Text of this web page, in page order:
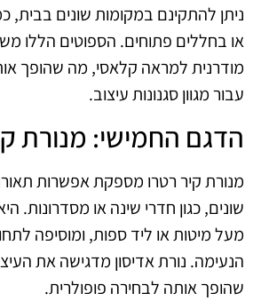
ניתן להתקינם במקומות שונים בבית,
או בחללים פתוחים. הספוטים הללו
מודרנית למראה קלאסי, מה שהופך
עבור מגוון סגנונות עיצוב.
הדגם החמישי: מנורת
מנורת קיר רטרו מספקת אפשרות
שונים, כגון חדרי שינה או מסדרונות.
מעל מיטות או ליד ספות, ומוסיפה
הנעימה. נורת אדיסון מדגישה את
שהופך אותה לבחירה פופולרית.